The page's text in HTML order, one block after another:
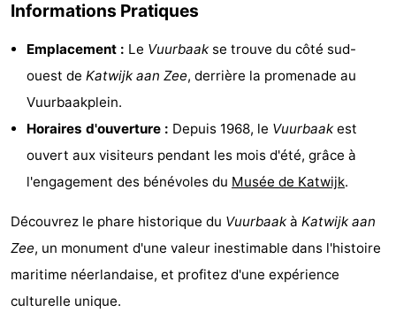
Stationnement
Adresses
Médicales
Région
Hollande-
Septentrionale
Nature
Schoorlse
Duinen
-
Bergen
aan
Bergen
-
Informations Pratiques
Emplacement : Le Vuurbaak se trouve du côté sud-
ouest de Katwijk aan Zee, derrière la promenade au
Vuurbaakplein.
Horaires d'ouverture : Depuis 1968, le Vuurbaak est
ouvert aux visiteurs pendant les mois d'été, grâce à
l'engagement des bénévoles du Musée de Katwijk.
Découvrez le phare historique du Vuurbaak à Katwijk aan
Zee, un monument d'une valeur inestimable dans l'histoire
maritime néerlandaise, et profitez d'une expérience
culturelle unique.